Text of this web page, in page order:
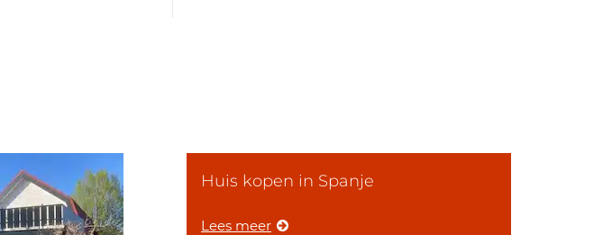
Huis kopen in Spanje
Lees meer